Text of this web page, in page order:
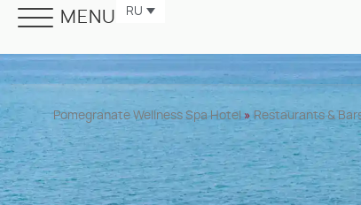
MENU RU
Pomegranate Wellness Spa Hotel » Restaurants &